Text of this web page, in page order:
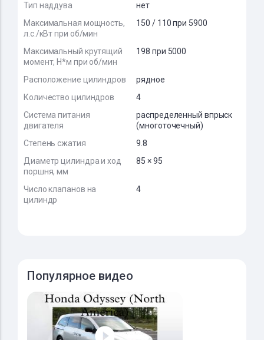
Тип наддува
нет
Максимальная мощность,
л.с./кВт при об/мин
150 / 110 при 5900
Максимальный крутящий
момент, Н*м при об/мин
198 при 5000
Расположение цилиндров
рядное
Количество цилиндров
4
Система питания
двигателя
распределенный впрыск
(многоточечный)
Степень сжатия
9.8
Диаметр цилиндра и ход
поршня, мм
85 × 95
Число клапанов на
цилиндр
4
Популярное видео